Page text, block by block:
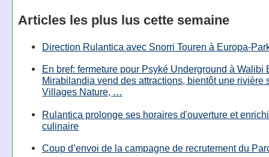
Articles les plus lus cette semaine
Direction Rulantica avec Snorri Touren à Europa-
En bref: fermeture pour Psyké Underground à Walibi
Mirabilandia vend des attractions, bientôt une rivière
Villages Nature, …
Rulantica prolonge ses horaires d'ouverture et
culinaire
Coup d’envoi de la campagne de recrutement du